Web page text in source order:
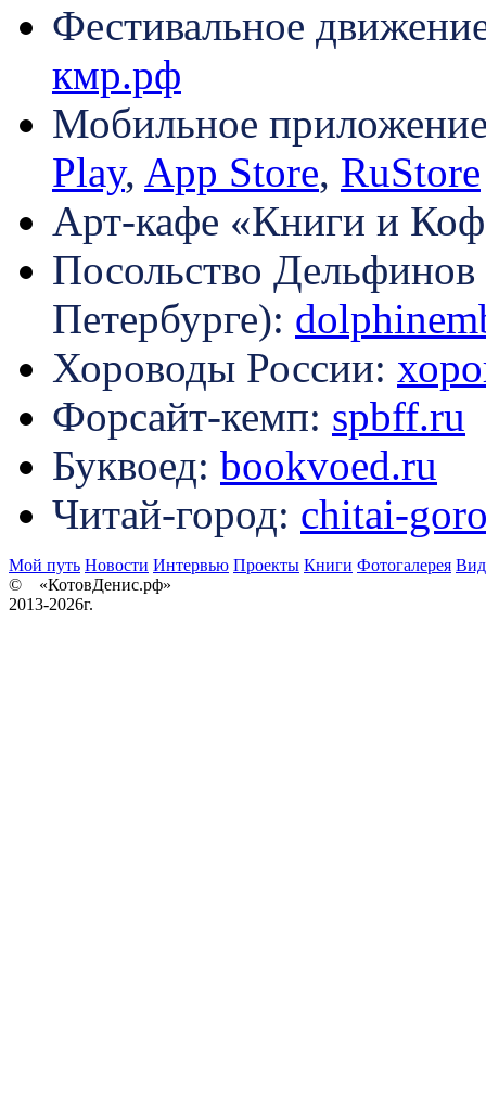
Фестивальное
кмр.рф
Мобильное
Play, App Store, RuStore
Арт-кафе «Книги и
Посольство
Петербурге):
Хороводы России:
Форсайт-кемп: spbff.ru
Буквоед: bookvoed.ru
Читай-город: chitai-
Мой путь Новости Интервью Проекты Книги Фотогалерея
© «КотовДенис.рф»
2013-2026г.